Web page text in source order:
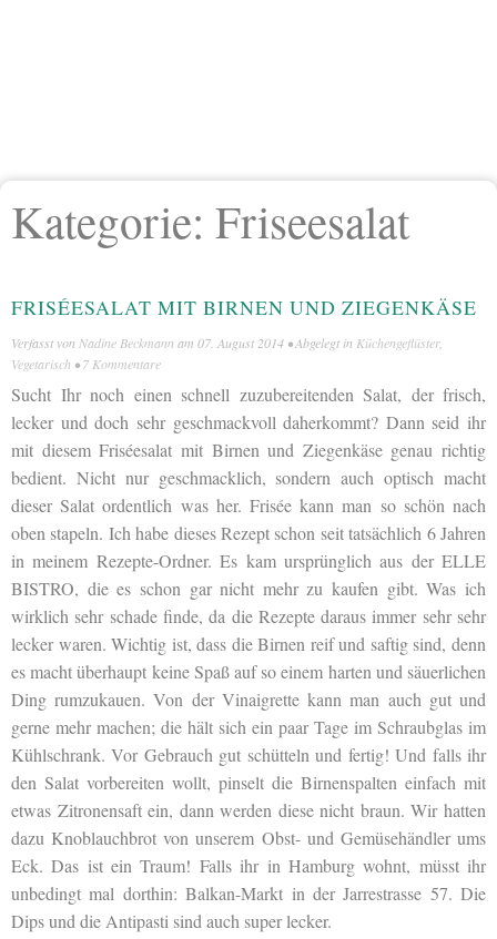
Kategorie: Friseesalat
FRISÉESALAT MIT BIRNEN UND ZIEGENKÄSE
Verfasst von Nadine Beckmann am 07. August 2014 • Abgelegt in Küchengeflüster,
Vegetarisch •7 Kommentare
Sucht Ihr noch einen schnell zuzubereitenden Salat, der frisch,
lecker und doch sehr geschmackvoll daherkommt? Dann seid ihr
mit diesem Friséesalat mit Birnen und Ziegenkäse genau richtig
bedient. Nicht nur geschmacklich, sondern auch optisch macht
dieser Salat ordentlich was her. Frisée kann man so schön nach
oben stapeln. Ich habe dieses Rezept schon seit tatsächlich 6 Jahren
in meinem Rezepte-Ordner. Es kam ursprünglich aus der ELLE
BISTRO, die es schon gar nicht mehr zu kaufen gibt. Was ich
wirklich sehr schade finde, da die Rezepte daraus immer sehr sehr
lecker waren. Wichtig ist, dass die Birnen reif und saftig sind, denn
es macht überhaupt keine Spaß auf so einem harten und säuerlichen
Ding rumzukauen. Von der Vinaigrette kann man auch gut und
gerne mehr machen; die hält sich ein paar Tage im Schraubglas im
Kühlschrank. Vor Gebrauch gut schütteln und fertig! Und falls ihr
den Salat vorbereiten wollt, pinselt die Birnenspalten einfach mit
etwas Zitronensaft ein, dann werden diese nicht braun. Wir hatten
dazu Knoblauchbrot von unserem Obst- und Gemüsehändler ums
Eck. Das ist ein Traum! Falls ihr in Hamburg wohnt, müsst ihr
unbedingt mal dorthin: Balkan-Markt in der Jarrestrasse 57. Die
Dips und die Antipasti sind auch super lecker.